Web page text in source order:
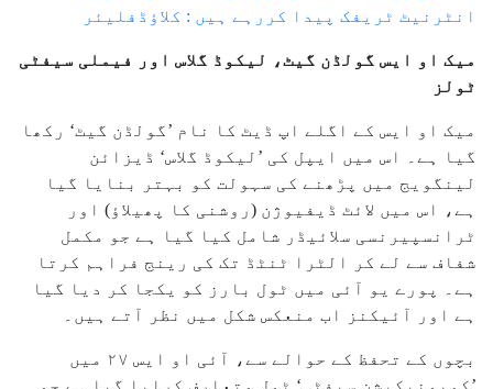
انٹرنیٹ ٹریفک پیدا کررہے ہیں : کلاؤڈفلیئر
میک او ایس گولڈن گیٹ، لیکوڈ گلاس اور فیملی سیفٹی
ٹولز
میک او ایس کے اگلے اپ ڈیٹ کا نام ’گولڈن گیٹ‘ رکھا
گیا ہے۔ اس میں ایپل کی ’لیکوڈ گلاس‘ ڈیزائن
لینگویج میں پڑھنے کی سہولت کو بہتر بنایا گیا
ہے، اس میں لائٹ ڈیفیوژن (روشنی کا پھیلاؤ) اور
ٹرانسپیرنسی سلائیڈر شامل کیا گیا ہے جو مکمل
شفاف سے لے کر الٹرا ٹنٹڈ تک کی رینج فراہم کرتا
ہے۔ پورے یو آئی میں ٹول بارز کو یکجا کر دیا گیا
ہے اور آئیکنز اب منعکس شکل میں نظر آتے ہیں۔
بچوں کے تحفظ کے حوالے سے، آئی او ایس ۲۷ میں
’کمیونیکیشن سیفٹی‘ ٹول متعارف کرایا گیا ہے جو